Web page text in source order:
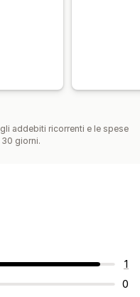
addebiti ricorrenti e le spese
giorni.
1
0